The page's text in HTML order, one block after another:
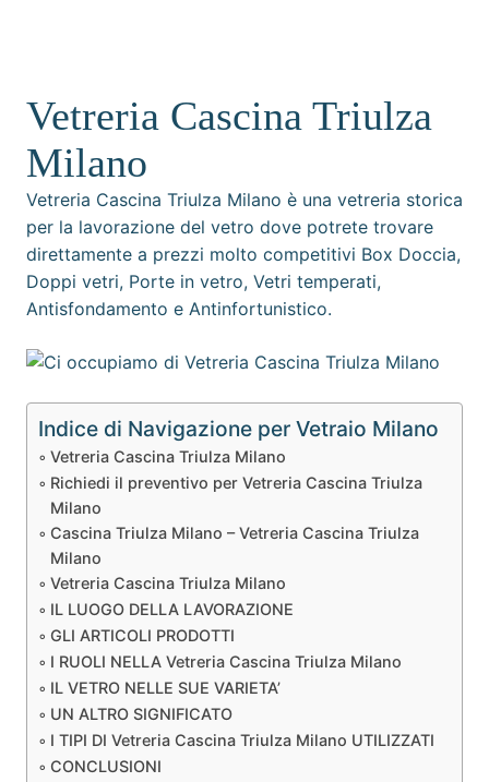
Vetreria Cascina Triulza
Milano
Vetreria Cascina Triulza Milano è una vetreria storica
per la lavorazione del vetro dove potrete trovare
direttamente a prezzi molto competitivi Box Doccia,
Doppi vetri, Porte in vetro, Vetri temperati,
Antisfondamento e Antinfortunistico.
Indice di Navigazione per Vetraio Milano
Vetreria Cascina Triulza Milano
Richiedi il preventivo per Vetreria Cascina Triulza
Milano
Cascina Triulza Milano – Vetreria Cascina Triulza
Milano
Vetreria Cascina Triulza Milano
IL LUOGO DELLA LAVORAZIONE
GLI ARTICOLI PRODOTTI
I RUOLI NELLA Vetreria Cascina Triulza Milano
IL VETRO NELLE SUE VARIETA’
UN ALTRO SIGNIFICATO
I TIPI DI Vetreria Cascina Triulza Milano UTILIZZATI
CONCLUSIONI